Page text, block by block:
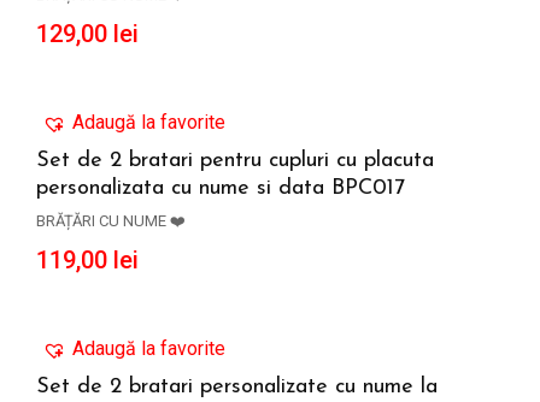
129,00 lei
Adaugă la favorite
Set de 2 bratari pentru cupluri cu placuta
personalizata cu nume si data BPC017
BRĂȚĂRI CU NUME ❤️
119,00 lei
Adaugă la favorite
Set de 2 bratari personalizate cu nume la